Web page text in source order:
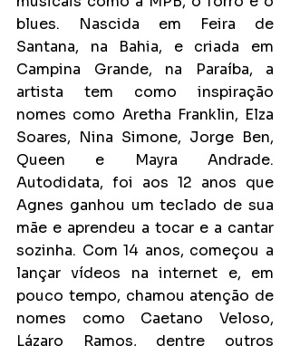
blues. Nascida em Feira de
Santana, na Bahia, e criada em
Campina Grande, na Paraíba, a
artista tem como inspiração
nomes como Aretha Franklin, Elza
Soares, Nina Simone, Jorge Ben,
Queen e Mayra Andrade.
Autodidata, foi aos 12 anos que
Agnes ganhou um teclado de sua
mãe e aprendeu a tocar e a cantar
sozinha. Com 14 anos, começou a
lançar vídeos na internet e, em
pouco tempo, chamou atenção de
nomes como Caetano Veloso,
Lázaro Ramos, dentre outros